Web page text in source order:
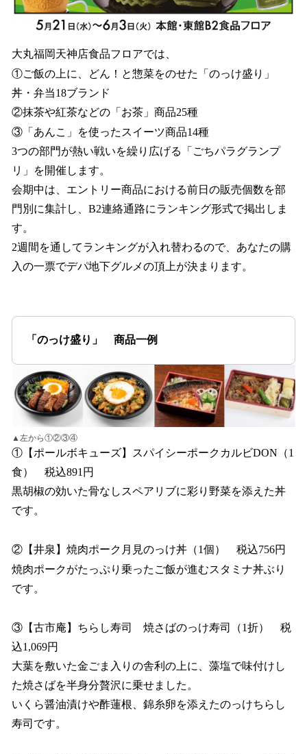
大丸福岡天神店食品フロアでは、
①ご飯の上に、どん！と惣菜をのせた「のっけ盛り」
丼・弁当18ブランド
②抹茶や紅茶などの「お茶」商品25種
③「あんこ」を使ったスイーツ商品14種
3つの部門が熱い戦いを繰り広げる「ごちパラグランプ
リ」を開催します。
会期中は、エントリー商品における前日の販売個数を部
門別に集計し、B2連絡通路にランキング形式で掲出しま
す。
2週間を通してランキングが入れ替わるので、あなたの購
入の一票でデパ地下グルメの頂上が決まります。
「のっけ盛り」 商品一例
▲左から①②③④
①【ポールボキューズ】スパイシーポークカルビDON（1
食） 税込891円
黒胡椒の効いた骨なしスペアリブに彩り野菜を添えた丼
です。
②【井泉】焼肉ポーク月見のっけ丼（1個） 税込756円
焼肉ポークがたっぷり乗ったご飯が進むスタミナ丼ぶり
です。
③【古市庵】ちらし寿司 焼さばのっけ寿司（1折） 税
込1,069円
大葉を敷いた金ごま入りの舎利の上に、藻塩で味付けし
た焼さばを半身分贅沢に乗せました。
いくら醤油漬けや酢蓮根、錦糸卵を添えたのっけちらし
寿司です。